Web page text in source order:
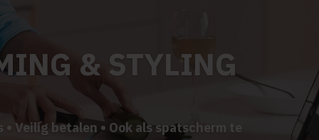
& STYLING
Veilig betalen • Ook als spatscherm te